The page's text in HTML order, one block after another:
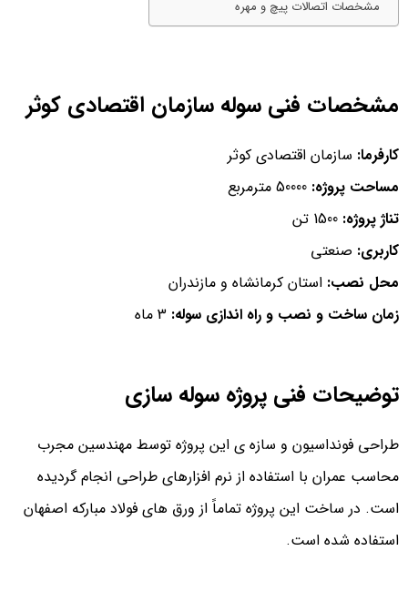
مشخصات اتصالات پیچ و مهره
مشخصات فنی سوله سازمان اقتصادی کوثر
کارفرما: سازمان اقتصادی کوثر
مساحت پروژه:
تناژ پروژه:
کاربری: صنعتی
محل نصب: استان کرمانشاه و مازندران
زمان ساخت و نصب و راه اندازی سوله:
توضیحات فنی پروژه سوله سازی
طراحی فونداسیون و سازه ی این پروژه توسط مهندسین مجرب
محاسب عمران با استفاده از نرم افزارهای طراحی انجام گردیده
است. در ساخت این پروژه تماماً از ورق های فولاد مبارکه اصفهان
استفاده شده است.